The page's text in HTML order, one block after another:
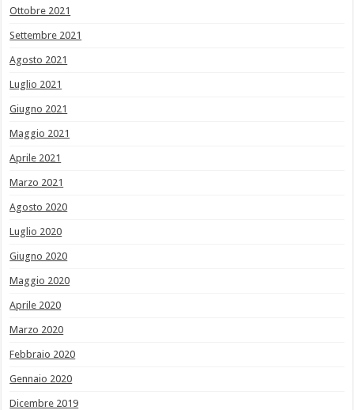
Ottobre 2021
Settembre 2021
Agosto 2021
Luglio 2021
Giugno 2021
Maggio 2021
Aprile 2021
Marzo 2021
Agosto 2020
Luglio 2020
Giugno 2020
Maggio 2020
Aprile 2020
Marzo 2020
Febbraio 2020
Gennaio 2020
Dicembre 2019